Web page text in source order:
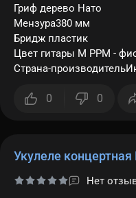
Гриф дерево Нато
Мензура380 мм
Бридж пластик
Цвет гитары M PPM -
Страна-
0 0
Укулеле концертная
Нет